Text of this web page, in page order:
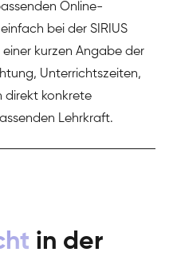
Online-
bei der SIRIUS
kurzen Angabe der
Unterrichtszeiten,
direkt konkrete
Lehrkraft.
in der